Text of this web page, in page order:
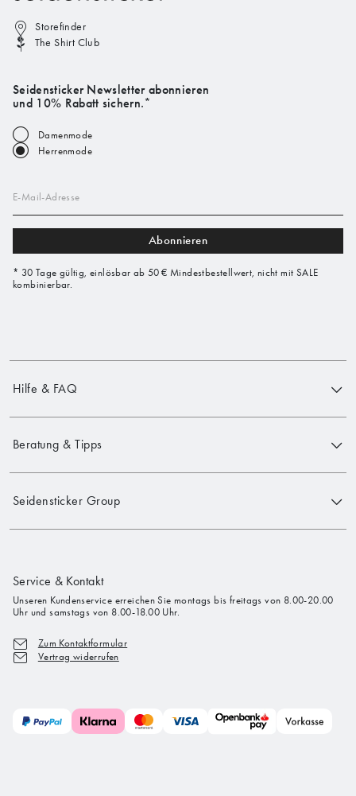
Storefinder
The Shirt Club
Seidensticker Newsletter abonnieren
und 10% Rabatt sichern.*
Damenmode
Herrenmode
E-Mail-Adresse
Abonnieren
* 30 Tage gültig, einlösbar ab 50 € Mindestbestellwert, nicht mit SALE
kombinierbar.
Hilfe & FAQ
Beratung & Tipps
Seidensticker Group
Service & Kontakt
Unseren Kundenservice erreichen Sie montags bis freitags von 8.00-20.00
Uhr und samstags von 8.00-18.00 Uhr.
Zum Kontaktformular
Vertrag widerrufen